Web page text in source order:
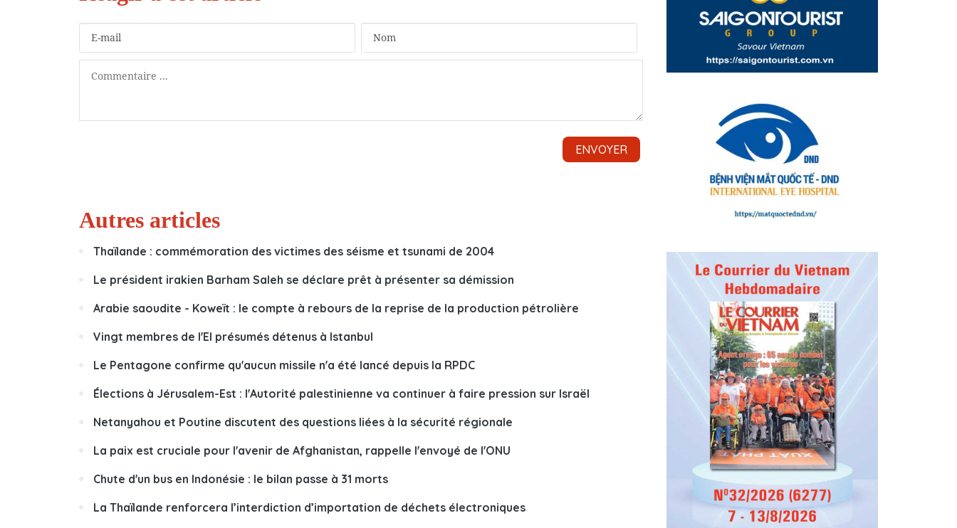
Autres articles
Thaïlande : commémoration des victimes des séisme et tsunami de 2004
Le président irakien Barham Saleh se déclare prêt à présenter sa démission
Arabie saoudite - Koweït : le compte à rebours de la reprise de la production pétrolière
Vingt membres de l'EI présumés détenus à Istanbul
Le Pentagone confirme qu'aucun missile n'a été lancé depuis la RPDC
Élections à Jérusalem-Est : l'Autorité palestinienne va continuer à faire pression sur Israël
Netanyahou et Poutine discutent des questions liées à la sécurité régionale
La paix est cruciale pour l'avenir de Afghanistan, rappelle l'envoyé de l'ONU
Chute d'un bus en Indonésie : le bilan passe à 31 morts
La Thaïlande renforcera l’interdiction d’importation de déchets électroniques